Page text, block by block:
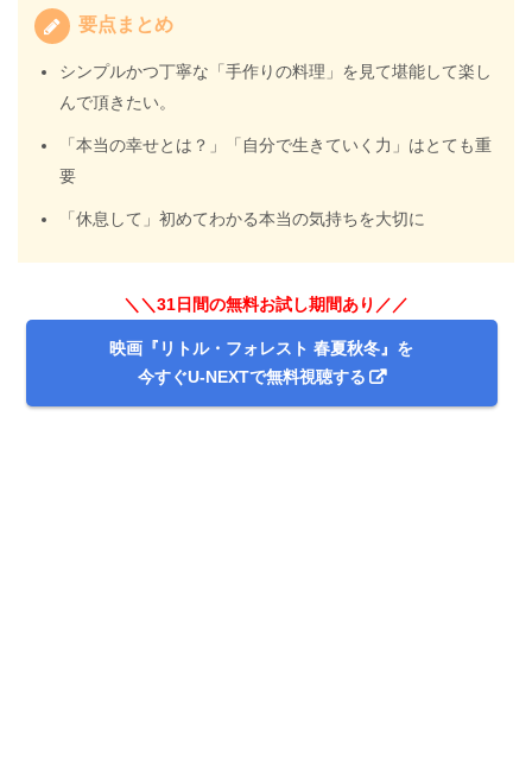
要点まとめ
シンプルかつ丁寧な「手作りの料理」を見て堪能して楽し
んで頂きたい。
「本当の幸せとは？」「自分で生きていく力」はとても重
要
「休息して」初めてわかる本当の気持ちを大切に
＼＼31日間の無料お試し期間あり／／
映画『リトル・フォレスト 春夏秋冬』を
今すぐU-NEXTで無料視聴する